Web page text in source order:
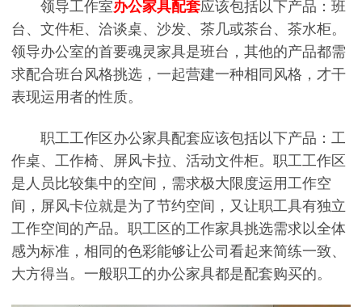
领导工作室办公家具配套应该包括以下产品：班
台、文件柜、洽谈桌、沙发、茶几或茶台、茶水柜。
领导办公室的首要魂灵家具是班台，其他的产品都需
求配合班台风格挑选，一起营建一种相同风格，才干
表现运用者的性质。
职工工作区办公家具配套应该包括以下产品：工
作桌、工作椅、屏风卡拉、活动文件柜。职工工作区
是人员比较集中的空间，需求极大限度运用工作空
间，屏风卡位就是为了节约空间，又让职工具有独立
工作空间的产品。 职工区的工作家具挑选需求以全体
感为标准，相同的色彩能够让公司看起来简练一致、
大方得当。一般职工的办公家具都是配套购买的。